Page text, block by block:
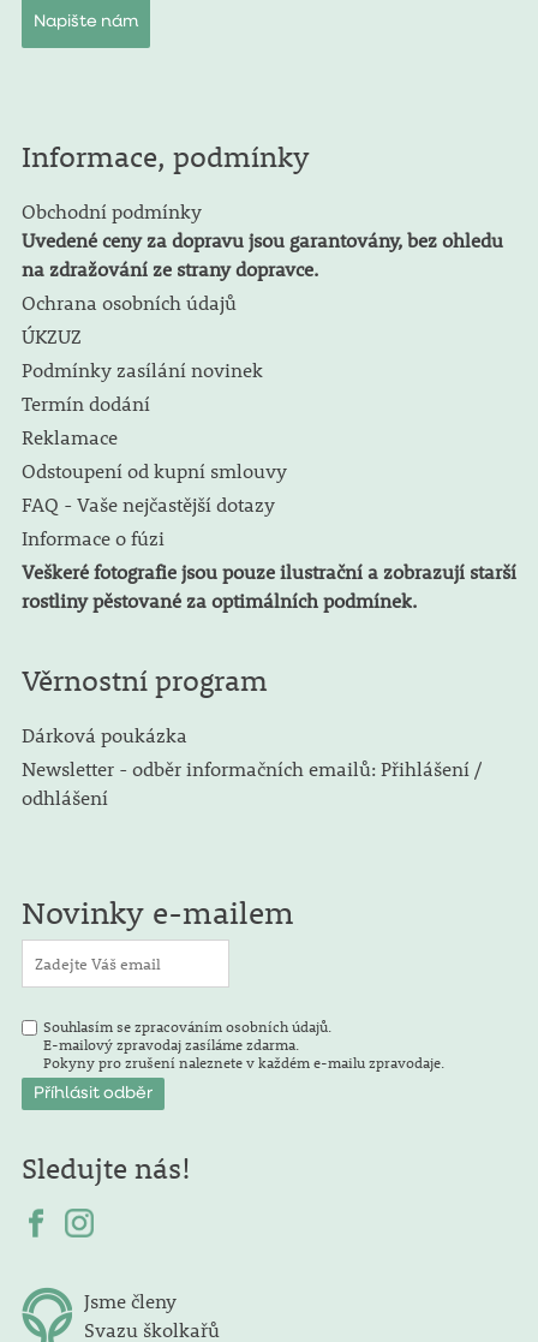
Napište nám
Informace, podmínky
Obchodní podmínky
Uvedené ceny za dopravu jsou garantovány, bez ohledu
na zdražování ze strany dopravce.
Ochrana osobních údajů
ÚKZUZ
Podmínky zasílání novinek
Termín dodání
Reklamace
Odstoupení od kupní smlouvy
FAQ - Vaše nejčastější dotazy
Informace o fúzi
Veškeré fotografie jsou pouze ilustrační a zobrazují starší
rostliny pěstované za optimálních podmínek.
Věrnostní program
Dárková poukázka
Newsletter - odběr informačních emailů: Přihlášení /
odhlášení
Novinky e-mailem
Souhlasím se zpracováním osobních údajů.
E-mailový zpravodaj zasíláme zdarma.
Pokyny pro zrušení naleznete v každém e-mailu zpravodaje.
Sledujte nás!
Jsme členy
Svazu školkařů